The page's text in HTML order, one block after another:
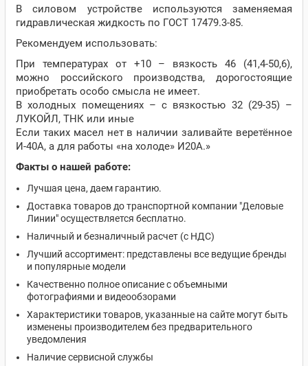
В силовом устройстве используются заменяемая
гидравлическая жидкость по ГОСТ 17479.3-85.
Рекомендуем использовать:
При температурах от +10 – вязкость 46 (41,4-50,6),
можно российского производства, дорогостоящие
приобретать особо смысла не имеет.
В холодных помещениях – с вязкостью 32 (29-35) –
ЛУКОЙЛ, ТНК или иные
Если таких масел нет в наличии заливайте веретённое
И-40А, а для работы «на холоде» И20А.»
Факты о нашей работе:
Лучшая цена, даем гарантию.
Доставка товаров до транспортной компании "Деловые
Линии" осуществляется бесплатно.
Наличный и безналичный расчет (с НДС)
Лучший ассортимент: представлены все ведущие бренды
и популярные модели
Качественно полное описание с объемными
фотографиями и видеообзорами
Характеристики товаров, указанные на сайте могут быть
изменены производителем без предварительного
уведомления
Наличие сервисной службы